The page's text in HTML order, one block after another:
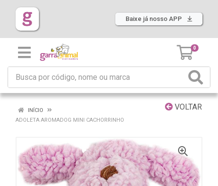
Baixe já nosso APP
0
VOLTAR
INÍCIO
ADOLETA AROMADOG MINI CACHORRINHO